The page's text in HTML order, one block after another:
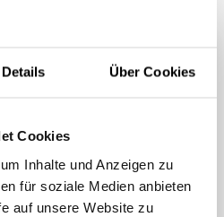
Details Über Cookies
Cookies
Inhalte und Anzeigen zu
für soziale Medien anbieten
auf unsere Website zu